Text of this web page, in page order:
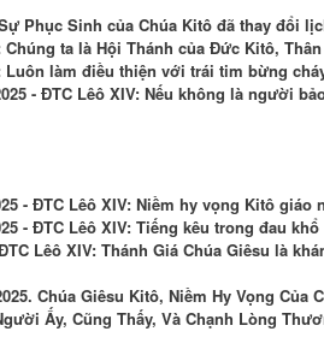
Phục Sinh của Chúa Kitô đã thay đổi
Chúng ta là Hội Thánh của Đức Kitô,
Luôn làm điều thiện với trái tim bừng
- ĐTC Lêô XIV: Nếu không là người
- ĐTC Lêô XIV: Niềm hy vọng Kitô
- ĐTC Lêô XIV: Tiếng kêu trong đau
Lêô XIV: Thánh Giá Chúa Giêsu là
Chúa Giêsu Kitô, Niềm Hy Vọng
Ấy, Cũng Thấy, Và Chạnh Lòng